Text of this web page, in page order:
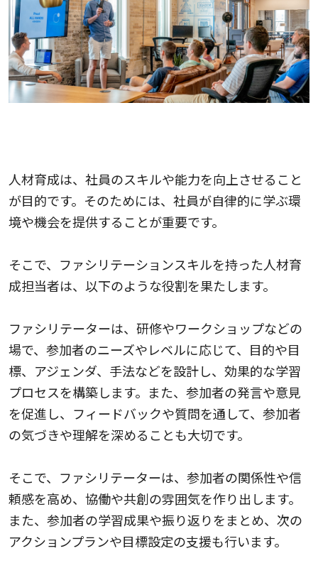
人材育成は、社員のスキルや能力を向上させること
が目的です。そのためには、社員が自律的に学ぶ環
境や機会を提供することが重要です。
そこで、ファシリテーションスキルを持った人材育
成担当者は、以下のような役割を果たします。
ファシリテーターは、研修やワークショップなどの
場で、参加者のニーズやレベルに応じて、目的や目
標、アジェンダ、手法などを設計し、効果的な学習
プロセスを構築します。また、参加者の発言や意見
を促進し、フィードバックや質問を通して、参加者
の気づきや理解を深めることも大切です。
そこで、ファシリテーターは、参加者の関係性や信
頼感を高め、協働や共創の雰囲気を作り出します。
また、参加者の学習成果や振り返りをまとめ、次の
アクションプランや目標設定の支援も行います。